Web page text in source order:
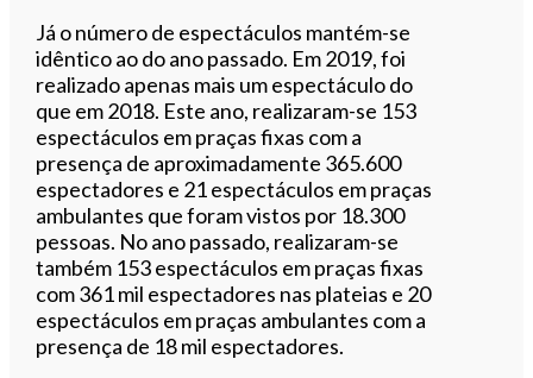
Já o número de espectáculos mantém-se
idêntico ao do ano passado. Em 2019, foi
realizado apenas mais um espectáculo do
que em 2018. Este ano, realizaram-se 153
espectáculos em praças fixas com a
presença de aproximadamente 365.600
espectadores e 21 espectáculos em praças
ambulantes que foram vistos por 18.300
pessoas. No ano passado, realizaram-se
também 153 espectáculos em praças fixas
com 361 mil espectadores nas plateias e 20
espectáculos em praças ambulantes com a
presença de 18 mil espectadores.